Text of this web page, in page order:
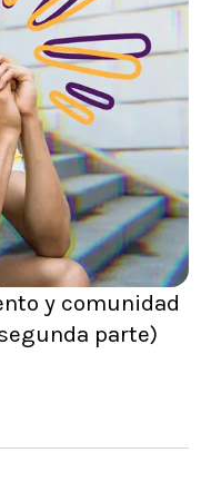
y comunidad
parte)